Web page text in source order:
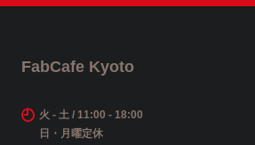
FabCafe Kyoto
火 - 土 / 11:00 - 18:00
日・月曜定休